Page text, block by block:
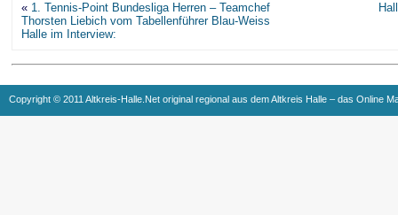
« 1. Tennis-Point Bundesliga Herren – Teamchef
Thorsten Liebich vom Tabellenführer Blau-Weiss
Halle im Interview:
Copyright © 2011 Altkreis-Halle.Net original regional aus dem Altkreis Halle – das Online